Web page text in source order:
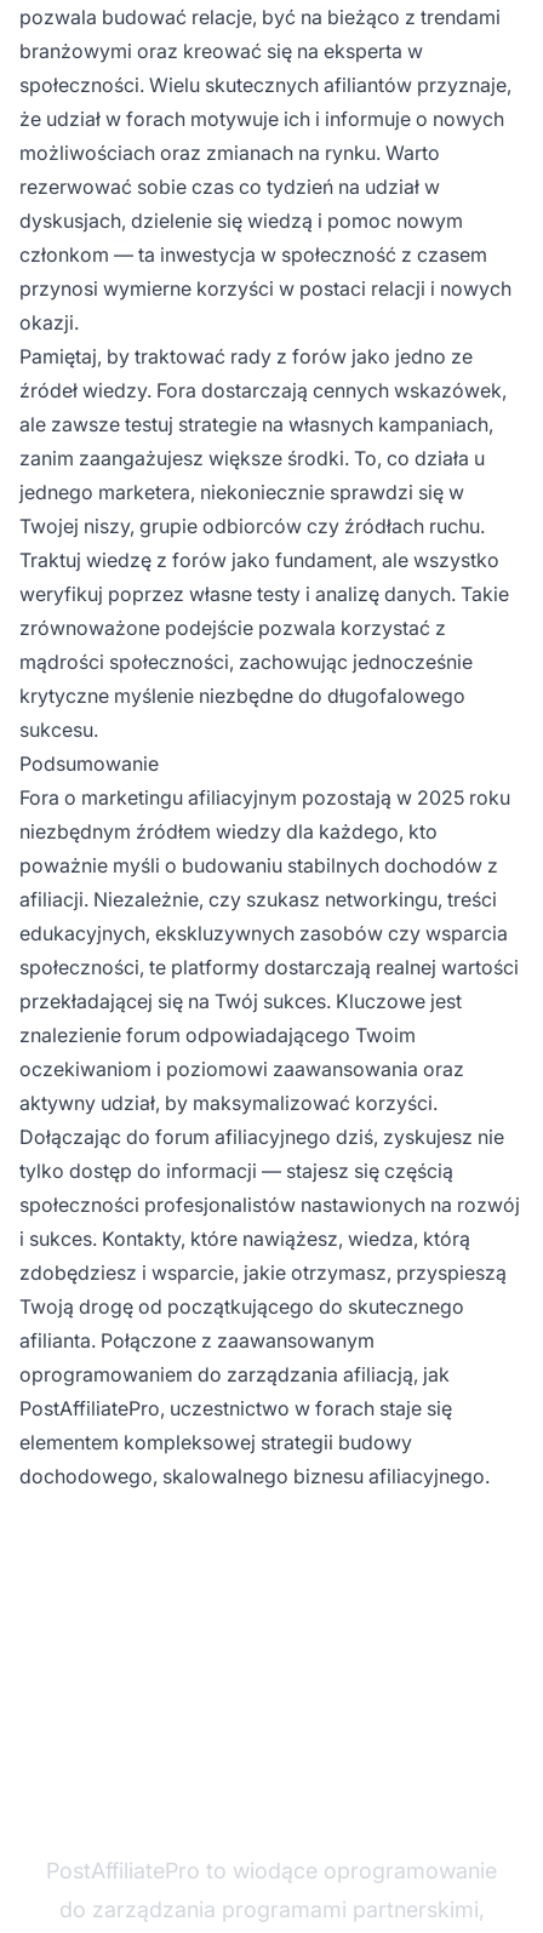
pozwala budować relacje, być na bieżąco z trendami
branżowymi oraz kreować się na eksperta w
społeczności. Wielu skutecznych afiliantów przyznaje,
że udział w forach motywuje ich i informuje o nowych
możliwościach oraz zmianach na rynku. Warto
rezerwować sobie czas co tydzień na udział w
dyskusjach, dzielenie się wiedzą i pomoc nowym
członkom — ta inwestycja w społeczność z czasem
przynosi wymierne korzyści w postaci relacji i nowych
okazji.
Pamiętaj, by traktować rady z forów jako jedno ze
źródeł wiedzy. Fora dostarczają cennych wskazówek,
ale zawsze testuj strategie na własnych kampaniach,
zanim zaangażujesz większe środki. To, co działa u
jednego marketera, niekoniecznie sprawdzi się w
Twojej niszy, grupie odbiorców czy źródłach ruchu.
Traktuj wiedzę z forów jako fundament, ale wszystko
weryfikuj poprzez własne testy i analizę danych. Takie
zrównoważone podejście pozwala korzystać z
mądrości społeczności, zachowując jednocześnie
krytyczne myślenie niezbędne do długofalowego
sukcesu.
Podsumowanie
Fora o marketingu afiliacyjnym pozostają w 2025 roku
niezbędnym źródłem wiedzy dla każdego, kto
poważnie myśli o budowaniu stabilnych dochodów z
afiliacji. Niezależnie, czy szukasz networkingu, treści
edukacyjnych, ekskluzywnych zasobów czy wsparcia
społeczności, te platformy dostarczają realnej wartości
przekładającej się na Twój sukces. Kluczowe jest
znalezienie forum odpowiadającego Twoim
oczekiwaniom i poziomowi zaawansowania oraz
aktywny udział, by maksymalizować korzyści.
Dołączając do forum afiliacyjnego dziś, zyskujesz nie
tylko dostęp do informacji — stajesz się częścią
społeczności profesjonalistów nastawionych na rozwój
i sukces. Kontakty, które nawiążesz, wiedza, którą
zdobędziesz i wsparcie, jakie otrzymasz, przyspieszą
Twoją drogę od początkującego do skutecznego
afilianta. Połączone z zaawansowanym
oprogramowaniem do zarządzania afiliacją, jak
PostAffiliatePro, uczestnictwo w forach staje się
elementem kompleksowej strategii budowy
dochodowego, skalowalnego biznesu afiliacyjnego.
PostAffiliatePro to wiodące oprogramowanie
do zarządzania programami partnerskimi,